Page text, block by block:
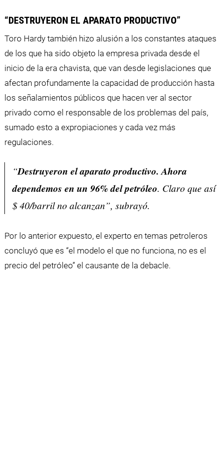
“DESTRUYERON EL APARATO PRODUCTIVO”
Toro Hardy también hizo alusión a los constantes ataques
de los que ha sido objeto la empresa privada desde el
inicio de la era chavista, que van desde legislaciones que
afectan profundamente la capacidad de producción hasta
los señalamientos públicos que hacen ver al sector
privado como el responsable de los problemas del país,
sumado esto a expropiaciones y cada vez más
regulaciones.
“Destruyeron el aparato productivo. Ahora
dependemos en un 96% del petróleo. Claro que así
$ 40/barril no alcanzan”, subrayó.
Por lo anterior expuesto, el experto en temas petroleros
concluyó que es “el modelo el que no funciona, no es el
precio del petróleo” el causante de la debacle.